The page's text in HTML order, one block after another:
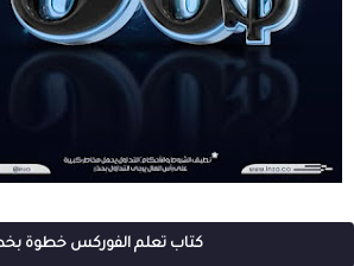
كتاب تعلم الفوركس خطوة